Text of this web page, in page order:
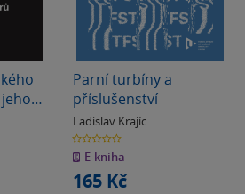
Parní turbíny a
příslušenství
Ladislav Krajíc
0.0
z
5
hvězdiček
E-kniha
165 Kč